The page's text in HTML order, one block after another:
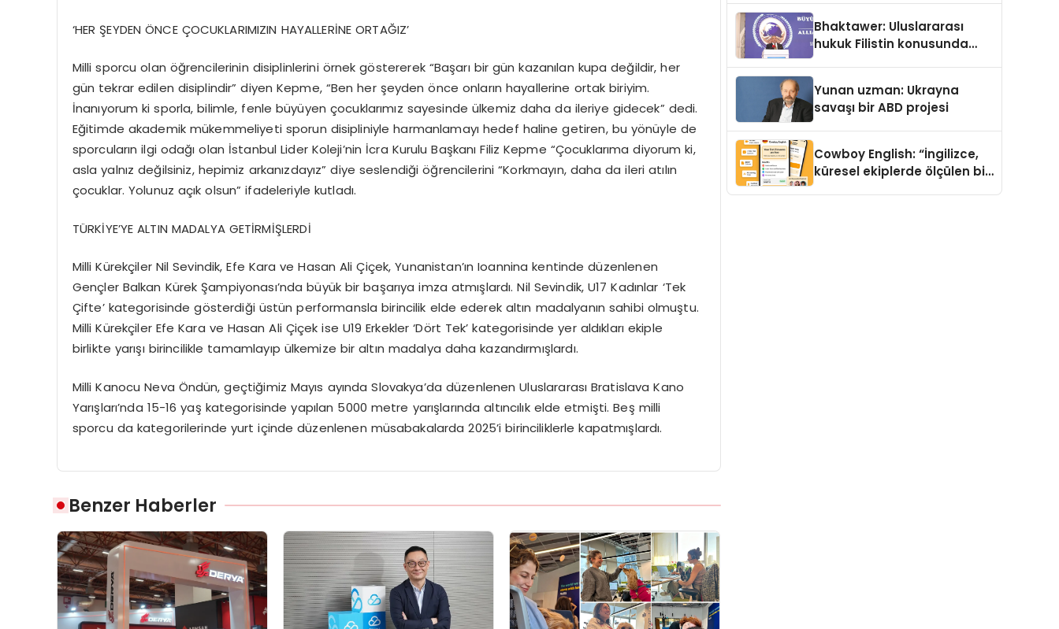
‘HER ŞEYDEN ÖNCE ÇOCUKLARIMIZIN HAYALLERİNE ORTAĞIZ’
Milli sporcu olan öğrencilerinin disiplinlerini örnek göstererek “Başarı bir gün kazanılan kupa değildir, her
gün tekrar edilen disiplindir” diyen Kepme, “Ben her şeyden önce onların hayallerine ortak biriyim.
İnanıyorum ki sporla, bilimle, fenle büyüyen çocuklarımız sayesinde ülkemiz daha da ileriye gidecek” dedi.
Eğitimde akademik mükemmeliyeti sporun disipliniyle harmanlamayı hedef haline getiren, bu yönüyle de
sporcuların ilgi odağı olan İstanbul Lider Koleji’nin İcra Kurulu Başkanı Filiz Kepme “Çocuklarıma diyorum ki,
asla yalnız değilsiniz, hepimiz arkanızdayız” diye seslendiği öğrencilerini “Korkmayın, daha da ileri atılın
çocuklar. Yolunuz açık olsun” ifadeleriyle kutladı.
TÜRKİYE’YE ALTIN MADALYA GETİRMİŞLERDİ
Milli Kürekçiler Nil Sevindik, Efe Kara ve Hasan Ali Çiçek, Yunanistan’ın Ioannina kentinde düzenlenen
Gençler Balkan Kürek Şampiyonası’nda büyük bir başarıya imza atmışlardı. Nil Sevindik, U17 Kadınlar ‘Tek
Çifte’ kategorisinde gösterdiği üstün performansla birincilik elde ederek altın madalyanın sahibi olmuştu.
Milli Kürekçiler Efe Kara ve Hasan Ali Çiçek ise U19 Erkekler ‘Dört Tek’ kategorisinde yer aldıkları ekiple
birlikte yarışı birincilikle tamamlayıp ülkemize bir altın madalya daha kazandırmışlardı.
Milli Kanocu Neva Öndün, geçtiğimiz Mayıs ayındaSlovakya’da düzenlenen Uluslararası Bratislava Kano
Yarışları’nda 15-16 yaş kategorisinde yapılan 5000 metre yarışlarında altıncılık elde etmişti. Beş milli
sporcu da kategorilerinde yurt içinde düzenlenen müsabakalarda 2025’i birinciliklerle kapatmışlardı.
Benzer Haberler
Sindirildiğini Ortaya Koydu
Bhaktawer: Uluslararası
hukuk Filistin konusunda
Yunan uzman: Ukrayna
savaşı bir ABD projesi
Cowboy English: “İngilizce,
küresel ekiplerde ölçülen bir